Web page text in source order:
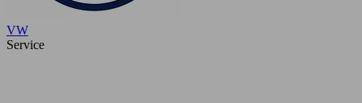
VW
Service